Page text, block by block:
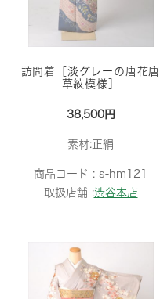
訪問着［淡グレーの唐花唐
草紋模様］
38,500円
素材:正絹
商品コード : s-hm121
取扱店舗 :渋谷本店